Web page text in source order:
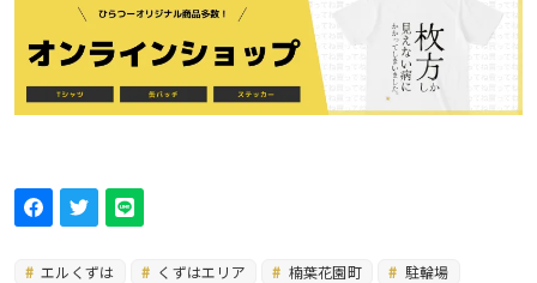
エルくずは くずはエリア 楠葉花園町 駐輪場